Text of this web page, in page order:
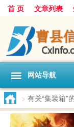
首 页 文章列表
网站导航
> 有关“集装箱”